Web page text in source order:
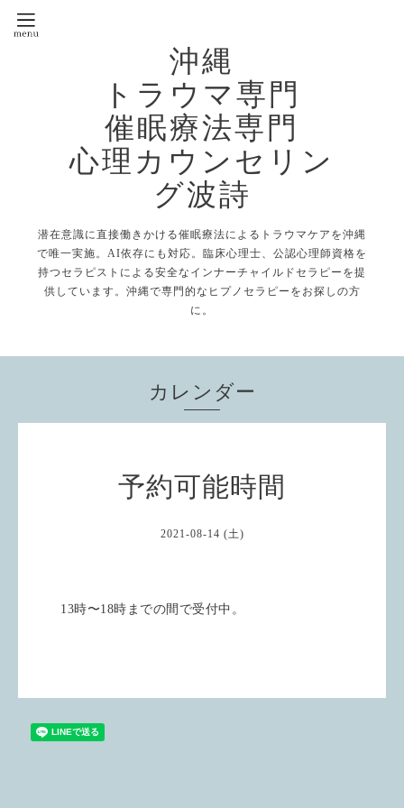
沖縄
トラウマ専門
催眠療法専門
心理カウンセリン
グ波詩
潜在意識に直接働きかける催眠療法によるトラウマケアを沖縄
で唯一実施。AI依存にも対応。臨床心理士、公認心理師資格を
持つセラピストによる安全なインナーチャイルドセラピーを提
供しています。沖縄で専門的なヒプノセラピーをお探しの方
に。
カレンダー
予約可能時間
2021-08-14 (土)
13時〜18時までの間で受付中。